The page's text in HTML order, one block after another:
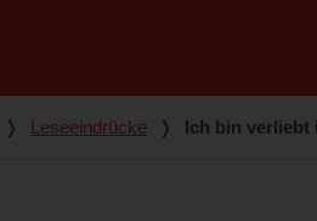
❭ Leseeindrücke ❭ Ich bin verliebt